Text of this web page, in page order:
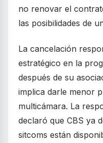
no renovar el
las posibilidades de
La cancelación
estratégico en la
después de su
implica darle menor
multicámara. La
declaró que CBS ya
sitcoms están